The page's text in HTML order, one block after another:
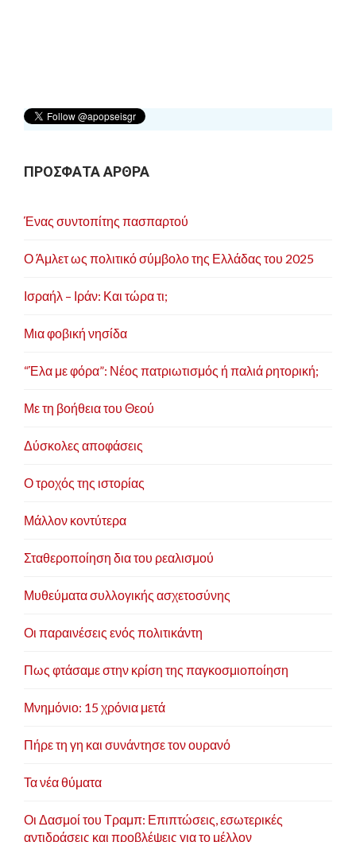
θ
ω
ΠΡΟΣΦΑΤΑ ΑΡΘΡΑ
Ένας συντοπίτης πασπαρτού
Ο Άμλετ ως πολιτικό σύμβολο της Ελλάδας του 2025
Ισραήλ – Ιράν: Και τώρα τι;
Μια φοβική νησίδα
“Έλα με φόρα”: Νέος πατριωτισμός ή παλιά ρητορική;
Με τη βοήθεια του Θεού
Δύσκολες αποφάσεις
Ο τροχός της ιστορίας
Μάλλον κοντύτερα
Σταθεροποίηση δια του ρεαλισμού
Μυθεύματα συλλογικής ασχετοσύνης
Οι παραινέσεις ενός πολιτικάντη
Πως φτάσαμε στην κρίση της παγκοσμιοποίηση
Μνημόνιο: 15 χρόνια μετά
Πήρε τη γη και συνάντησε τον ουρανό
Τα νέα θύματα
Οι Δασμοί του Τραμπ: Επιπτώσεις, εσωτερικές
αντιδράσεις και προβλέψεις για το μέλλον